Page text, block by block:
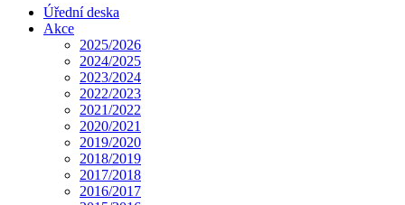
Úřední deska
Akce
2025/2026
2024/2025
2023/2024
2022/2023
2021/2022
2020/2021
2019/2020
2018/2019
2017/2018
2016/2017